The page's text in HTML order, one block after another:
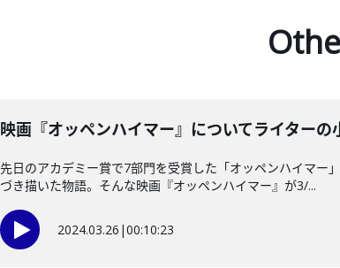
映画『オッペンハイマー』についてライター
先日のアカデミー賞で7部門を受賞した「オッペンハイマー
づき描いた物語。そんな映画『オッペンハイマー』が3/...
2024.03.26 |00:10:23